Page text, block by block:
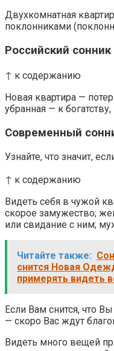
Двухкомнатная
поклонниками
Российский сонник
↑ к содержанию
Новая квартира —
убранная — к
Современный
Узнайте, что значит,
↑ к содержанию
Видеть себя в чужой
скорое замужество;
или свидание с ним;
Читайте также:
снится Новая
примерять видеть
Если Вам снится, что
— скоро Вас ждут
Видеть много вещей